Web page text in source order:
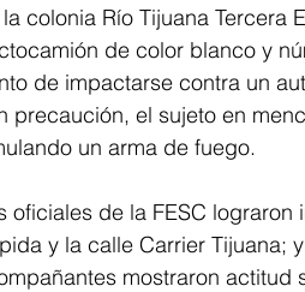
colonia Río Tijuana Tercera
de color blanco y
de impactarse contra un
precaución, el sujeto en
un arma de fuego.
oficiales de la FESC
y la calle Carrier Tijuana;
mostraron